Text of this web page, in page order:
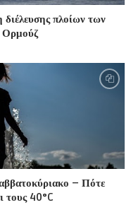
διέλευσης πλοίων των
Ορμούζ
– Πότε
τους 40°C